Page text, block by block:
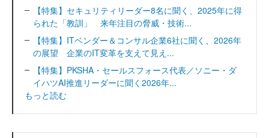
【特集】セキュリティリーダー8名に聞く、2025年に得
られた「教訓」 来年注目の脅威・技術...
【特集】ITベンダー＆コンサル企業6社に聞く、2026年
の展望 企業のIT変革を支えて見え...
【特集】PKSHA・セールスフォース代表／ソニー・ダ
イハツAI推進リーダーに聞く2026年...
もっと読む